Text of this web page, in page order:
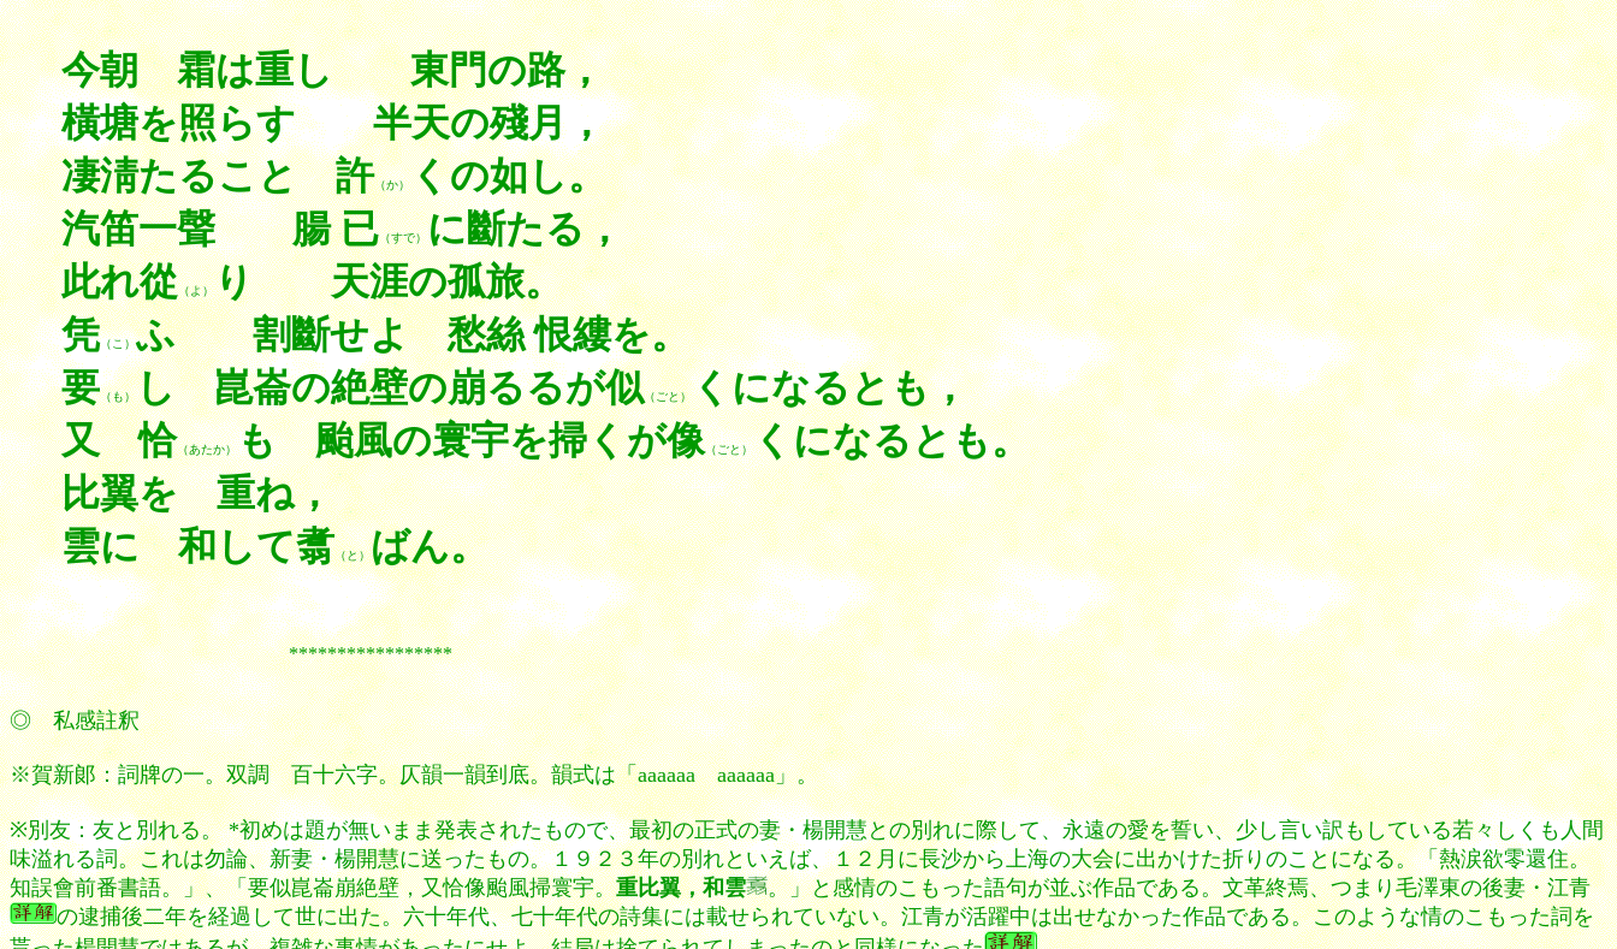
今朝 霜は重し 東門の路，
橫塘を照らす 半天の殘月，
凄淸たること 許（か）くの如し。
汽笛一聲 腸 已（すで）に斷たる，
此れ從（よ）り 天涯の孤旅。
凭（こ）ふ 割斷せよ 愁絲 恨縷を。
要（も）し 崑崙の絶壁の崩るるが似（ごと）くになるとも，
又 恰（あたか）も 颱風の寰宇を掃くが像（ごと）くになるとも。
比翼を 重ね，
雲に 和して翥（と）ばん。
*****************
◎ 私感註釈
※賀新郞：詞牌の一。双調 百十六字。仄韻一韻到底。韻式は「aaaaaa aaaaaa」。
※別友：友と別れる。 *初めは題が無いまま発表されたもので、最初の正式の妻・楊開慧との別れに際して、永遠の愛を誓い、少し言い訳もしている若々しくも人間
味溢れる詞。これは勿論、新妻・楊開慧に送ったもの。１９２３年の別れといえば、１２月に長沙から上海の大会に出かけた折りのことになる。「熱涙欲零還住。
知誤會前番書語。」、「要似崑崙崩絶壁，又恰像颱風掃寰宇。重比翼，和雲
。」と感情のこもった語句が並ぶ作品である。文革終焉、つまり毛澤東の後妻・江青
の逮捕後二年を経過して世に出た。六十年代、七十年代の詩集には載せられていない。江青が活躍中は出せなかった作品である。このような情のこもった詞を